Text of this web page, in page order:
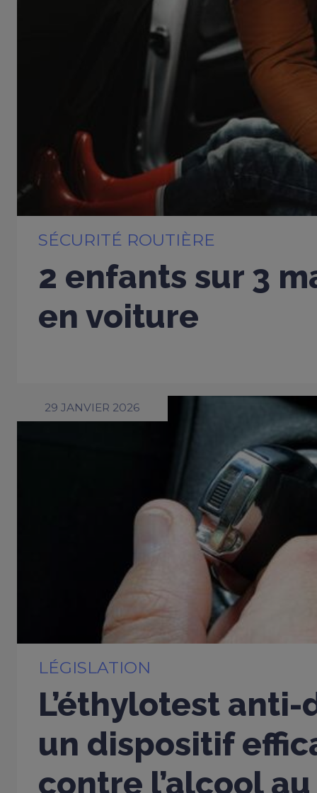
SÉCURITÉ ROUTIÈRE
2 enfants sur 3
en voiture
29 JANVIER 2026
LÉGISLATION
L’éthylotest
un dispositif
contre l’alcool